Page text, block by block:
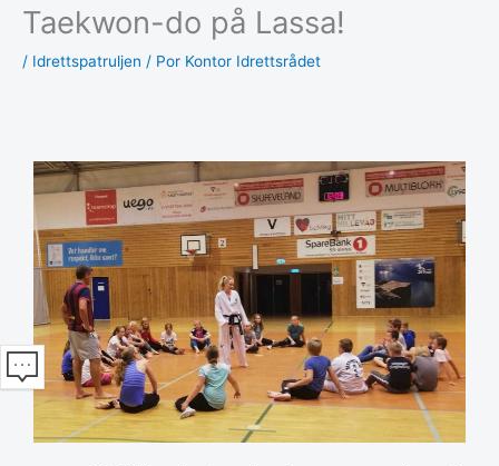
Taekwon-do på Lassa!
/ Idrettspatruljen / Por Kontor Idrettsrådet